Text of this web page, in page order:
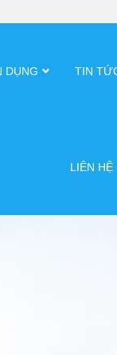
DỤNG TIN
LIÊN HỆ